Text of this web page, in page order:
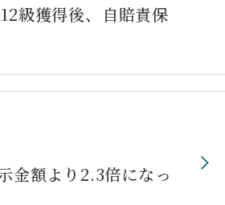
級獲得後、自賠責保
金額より2.3倍になっ